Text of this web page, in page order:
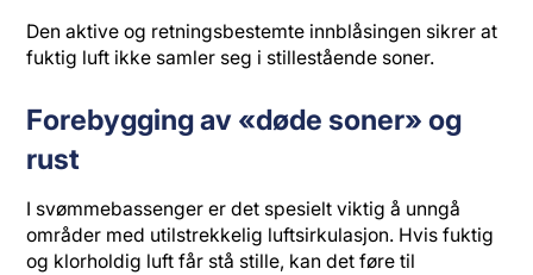
Den aktive og retningsbestemte innblåsingen sikrer at
fuktig luft ikke samler seg i stillestående soner.
Forebygging av «døde soner» og
rust
I svømmebassenger er det spesielt viktig å unngå
områder med utilstrekkelig luftsirkulasjon. Hvis fuktig
og klorholdig luft får stå stille, kan det føre til